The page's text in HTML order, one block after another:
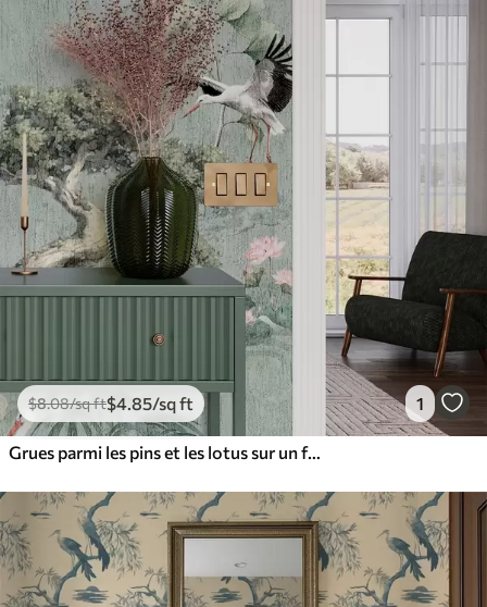
$8.08/sq ft$4.85/sq ft 1
Grues parmi les pins et les lotus sur un fond vert apaisant